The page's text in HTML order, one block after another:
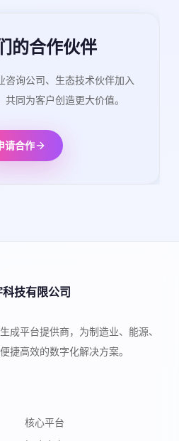
的合作伙伴
咨询公司、生态技术伙伴加入
同为客户创造更大价值。
请合作
技有限公司
成平台提供商，为制造业、能源、
捷高效的数字化解决方案。
核心平台